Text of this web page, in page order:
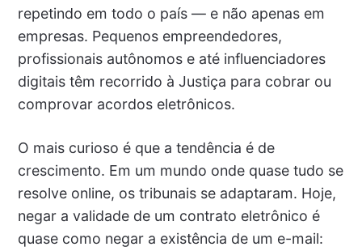
repetindo em todo o país — e não apenas em
empresas. Pequenos empreendedores,
profissionais autônomos e até influenciadores
digitais têm recorrido à Justiça para cobrar ou
comprovar acordos eletrônicos.
O mais curioso é que a tendência é de
crescimento. Em um mundo onde quase tudo se
resolve online, os tribunais se adaptaram. Hoje,
negar a validade de um contrato eletrônico é
quase como negar a existência de um e-mail: